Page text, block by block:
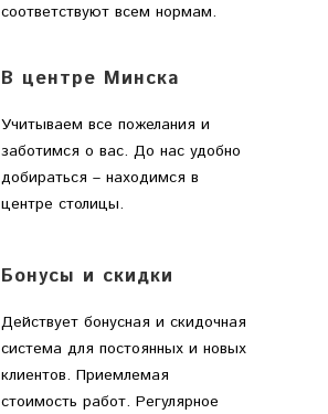
соответствуют всем нормам.
В центре Минска
Учитываем все пожелания и
заботимся о вас. До нас удобно
добираться – находимся в
центре столицы.
Бонусы и скидки
Действует бонусная и скидочная
система для постоянных и новых
клиентов. Приемлемая
стоимость работ. Регулярное